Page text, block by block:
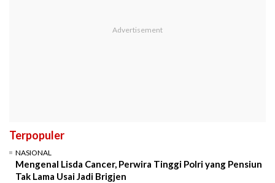
Terpopuler
NASIONAL
Mengenal Lisda Cancer, Perwira Tinggi Polri yang Pensiun
Tak Lama Usai Jadi Brigjen